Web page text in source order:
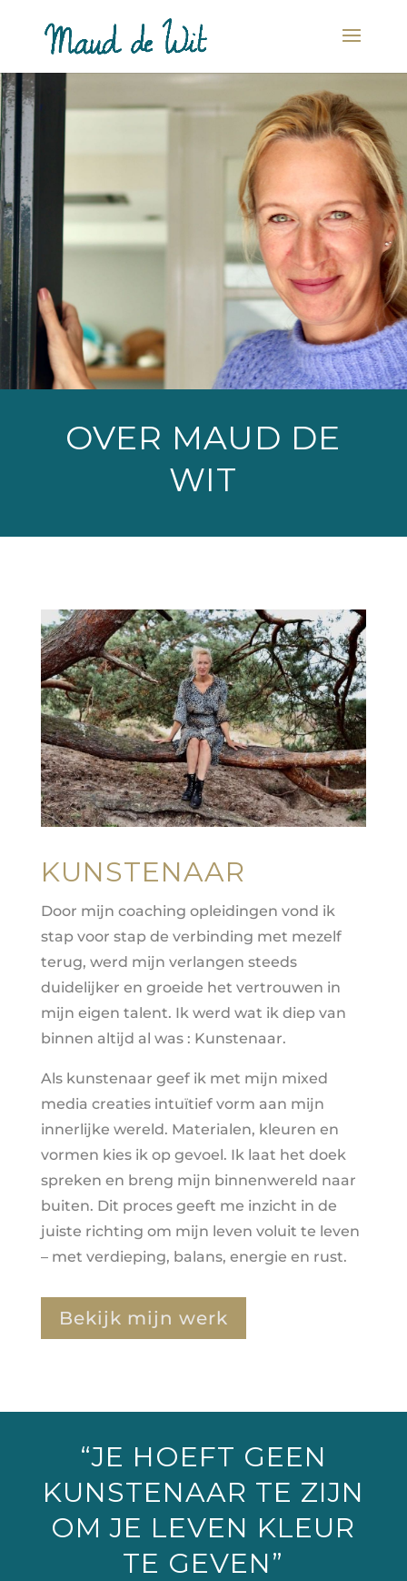
OVER MAUD DE
WIT
KUNSTENAAR
Door mijn coaching opleidingen vond ik
stap voor stap de verbinding met mezelf
terug, werd mijn verlangen steeds
duidelijker en groeide het vertrouwen in
mijn eigen talent. Ik werd wat ik diep van
binnen altijd al was : Kunstenaar.
Als kunstenaar geef ik met mijn mixed
media creaties intuïtief vorm aan mijn
innerlijke wereld. Materialen, kleuren en
vormen kies ik op gevoel. Ik laat het doek
spreken en breng mijn binnenwereld naar
buiten. Dit proces geeft me inzicht in de
juiste richting om mijn leven voluit te leven
– met verdieping, balans, energie en rust.
Bekijk mijn werk
“JE HOEFT GEEN
KUNSTENAAR TE ZIJN
OM JE LEVEN KLEUR
TE GEVEN”